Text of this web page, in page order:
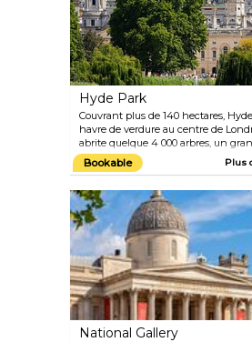
pouvez continuer votre chemin
Gallery au sommet du dôme, où
récompensé par une vue
Vous pouvez également descendre
où vous trouverez des monuments
de personnages historiques
celui de l'amiral Lord Nelson.
Hyde Park
Couvrant plus de 140 hectares,
havre de verdure au centre de
abrite quelque 4 000 arbres, un
prairie et des jardins fleuris
nombreuses activités et événements
natation et les tours en bateau. Les
pas manquer incluent le pont
fontaine Joy of Life, la statue
commémorative de Diana et le
Bookable Plus
National Gallery